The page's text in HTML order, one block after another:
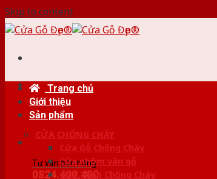
Skip to content
Tư vấn bán hàng
0824.400.400
Trang chủ
Giới thiệu
Sản phẩm
CỬA CHỐNG CHÁY
Cửa Gỗ Chống Cháy
Cửa nhôm vân gỗ
Cửa Thép Chống Cháy